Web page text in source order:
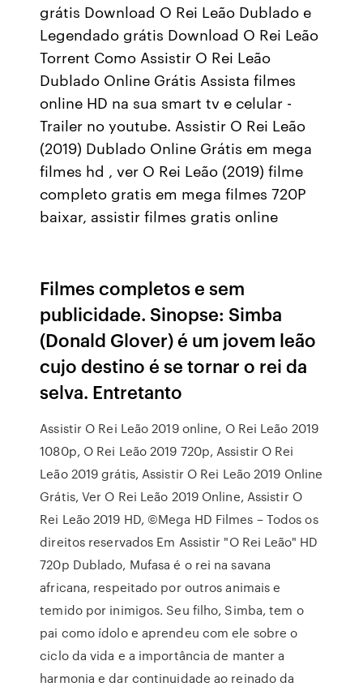
grátis Download O Rei Leão Dublado e
Legendado grátis Download O Rei Leão
Torrent Como Assistir O Rei Leão
Dublado Online Grátis Assista filmes
online HD na sua smart tv e celular -
Trailer no youtube. Assistir O Rei Leão
(2019) Dublado Online Grátis em mega
filmes hd , ver O Rei Leão (2019) filme
completo gratis em mega filmes 720P
baixar, assistir filmes gratis online
Filmes completos e sem
publicidade. Sinopse: Simba
(Donald Glover) é um jovem leão
cujo destino é se tornar o rei da
selva. Entretanto
Assistir O Rei Leão 2019 online, O Rei Leão 2019
1080p, O Rei Leão 2019 720p, Assistir O Rei
Leão 2019 grátis, Assistir O Rei Leão 2019 Online
Grátis, Ver O Rei Leão 2019 Online, Assistir O
Rei Leão 2019 HD, ©Mega HD Filmes – Todos os
direitos reservados Em Assistir "O Rei Leão" HD
720p Dublado, Mufasa é o rei na savana
africana, respeitado por outros animais e
temido por inimigos. Seu filho, Simba, tem o
pai como ídolo e aprendeu com ele sobre o
ciclo da vida e a importância de manter a
harmonia e dar continuidade ao reinado da